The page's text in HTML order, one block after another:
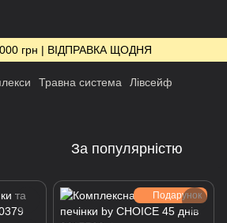
грн | ВІДПРАВКА ЩОДНЯ
Травна система Лівсейф
За популярністю
Подарунок